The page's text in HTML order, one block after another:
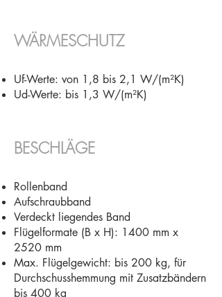
WÄRMESCHUTZ
Uf-Werte: von 1,8 bis 2,1 W/(m²K)
Ud-Werte: bis 1,3 W/(m²K)
BESCHLÄGE​
Rollenband
Aufschraubband
Verdeckt liegendes Band
Flügelformate (B x H): 1400 mm x
2520 mm
Max. Flügelgewicht: bis 200 kg, für
Durchschusshemmung mit Zusatzbändern
bis 400 kg